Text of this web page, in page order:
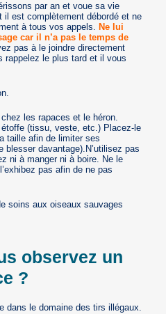
par an et voue sa vie
il est complètement débordé et ne
à tous vos appels. Ne lui
car il n’a pas le temps de
pas à le joindre directement
rappelez le plus tard et il vous
les rapaces et le héron.
étoffe (tissu, veste, etc.) Placez-le
taille afin de limiter ses
davantage).N’utilisez pas
ni à manger ni à boire. Ne le
pas afin de ne pas
soins aux oiseaux sauvages
observez un
?
dans le domaine des tirs illégaux.